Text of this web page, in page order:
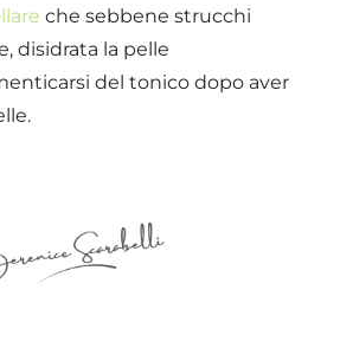
che sebbene strucchi
disidrata la pelle
del tonico dopo aver